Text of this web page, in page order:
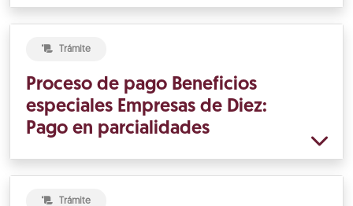
Trámite
Proceso de pago Beneficios
especiales Empresas de Diez:
Pago en parcialidades
Trámite